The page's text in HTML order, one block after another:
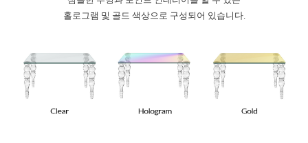
홀로그램 및 골드 색상으로 구성되어 있습니다.